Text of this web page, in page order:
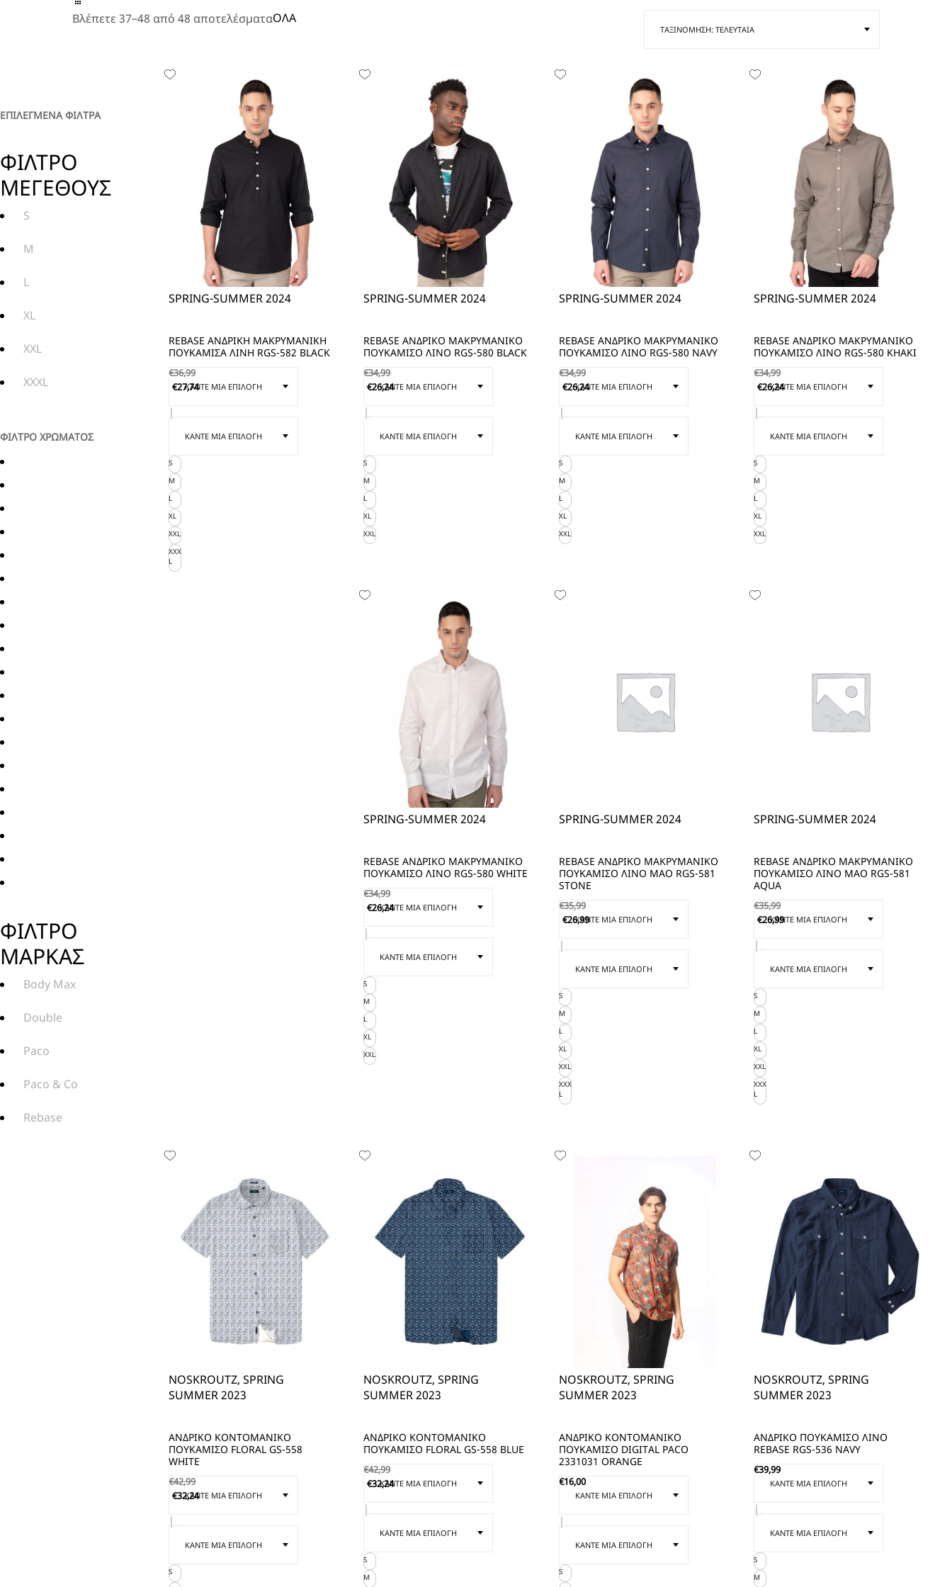
Βλέπετε 37–48 από 48 αποτελέσματαΟΛΑ
SPRING-SUMMER 2024
REBASE ΑΝΔΡΙΚΗ ΜΑΚΡΥΜΑΝΙΚΗ
ΠΟΥΚΑΜΙΣΑ ΛΙΝΗ RGS-582 BLACK
€36,99
€27,74
S
M
L
XL
XXL
XXX
L
SPRING-SUMMER 2024
REBASE ΑΝΔΡΙΚΟ ΜΑΚΡΥΜΑΝΙΚΟ
ΠΟΥΚΑΜΙΣΟ ΛΙΝΟ RGS-580 BLACK
€34,99
€26,24
S
M
L
XL
XXL
SPRING-SUMMER 2024
REBASE ΑΝΔΡΙΚΟ ΜΑΚΡΥΜΑΝΙΚΟ
ΠΟΥΚΑΜΙΣΟ ΛΙΝΟ RGS-580 NAVY
€34,99
€26,24
S
M
L
XL
XXL
SPRING-SUMMER 2024
REBASE ΑΝΔΡΙΚΟ ΜΑΚΡΥΜΑΝΙΚΟ
ΠΟΥΚΑΜΙΣΟ ΛΙΝΟ RGS-580 KHAKI
€34,99
€26,24
S
M
L
XL
XXL
SPRING-SUMMER 2024
REBASE ΑΝΔΡΙΚΟ ΜΑΚΡΥΜΑΝΙΚΟ
ΠΟΥΚΑΜΙΣΟ ΛΙΝΟ RGS-580 WHITE
€34,99
€26,24
S
M
L
XL
XXL
SPRING-SUMMER 2024
REBASE ΑΝΔΡΙΚΟ ΜΑΚΡΥΜΑΝΙΚΟ
ΠΟΥΚΑΜΙΣΟ ΛΙΝΟ ΜΑΟ RGS-581
STONE
€35,99
€26,99
S
M
L
XL
XXL
XXX
L
SPRING-SUMMER 2024
REBASE ΑΝΔΡΙΚΟ ΜΑΚΡΥΜΑΝΙΚΟ
ΠΟΥΚΑΜΙΣΟ ΛΙΝΟ ΜΑΟ RGS-581
AQUA
€35,99
€26,99
S
M
L
XL
XXL
XXX
L
NOSKROUTZ, SPRING
SUMMER 2023
ΑΝΔΡΙΚΟ ΚΟΝΤΟΜΑΝΙΚΟ
ΠΟΥΚΑΜΙΣΟ FLORAL GS-558
WHITE
€42,99
€32,24
S
NOSKROUTZ, SPRING
SUMMER 2023
ΑΝΔΡΙΚΟ ΚΟΝΤΟΜΑΝΙΚΟ
ΠΟΥΚΑΜΙΣΟ FLORAL GS-558 BLUE
€42,99
€32,24
S
M
NOSKROUTZ, SPRING
SUMMER 2023
ΑΝΔΡΙΚΟ ΚΟΝΤΟΜΑΝΙΚΟ
ΠΟΥΚΑΜΙΣΟ DIGITAL PACO
2331031 ORANGE
€16,00
S
NOSKROUTZ, SPRING
SUMMER 2023
ΑΝΔΡΙΚΟ ΠΟΥΚΑΜΙΣΟ ΛΙΝΟ
REBASE RGS-536 NAVY
€39,99
S
M
ΕΠΙΛΕΓΜΕΝΑ ΦΙΛΤΡΑ
ΦΙΛΤΡΟ
ΜΕΓΕΘΟΥΣ
S
M
L
XL
XXL
XXXL
ΦΙΛΤΡΟ ΧΡΩΜΑΤΟΣ
ΦΙΛΤΡΟ
ΜΑΡΚΑΣ
Body Max
Double
Paco
Paco & Co
Rebase